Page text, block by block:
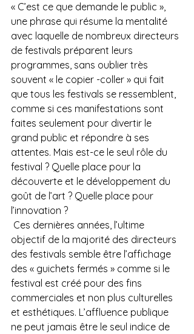
« C’est ce que demande le public »,
une phrase qui résume la mentalité
avec laquelle de nombreux directeurs
de festivals préparent leurs
programmes, sans oublier très
souvent « le copier -coller » qui fait
que tous les festivals se ressemblent,
comme si ces manifestations sont
faites seulement pour divertir le
grand public et répondre à ses
attentes. Mais est-ce le seul rôle du
festival ? Quelle place pour la
découverte et le développement du
goût de l’art ? Quelle place pour
l’innovation ?
Ces dernières années, l’ultime
objectif de la majorité des directeurs
des festivals semble être l’affichage
des « guichets fermés » comme si le
festival est créé pour des fins
commerciales et non plus culturelles
et esthétiques. L’affluence publique
ne peut jamais être le seul indice de